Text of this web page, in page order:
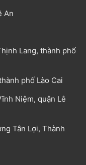
An
Lang, thành phố
phố Lào Cai
Niệm, quận Lê
Tân Lợi, Thành